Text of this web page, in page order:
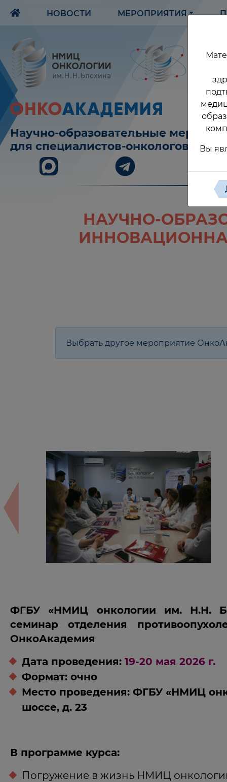
Вы
НОВОСТИ МЕРОПРИЯТИЯ
Научно-образовательные
для специалистов-онкологов
НАУЧНО-
Выбрать другое мероприятие
ФГБУ «НМИЦ онкологии им. Н.Н.
семинар отделения
ОнкоАкадемия
Дата проведения: 19-20 мая 2026 г.
Формат: очно
Место проведения: ФГБУ «НМИЦ
шоссе, д. 23
В программе курса:
Погружение в жизнь НМИЦ